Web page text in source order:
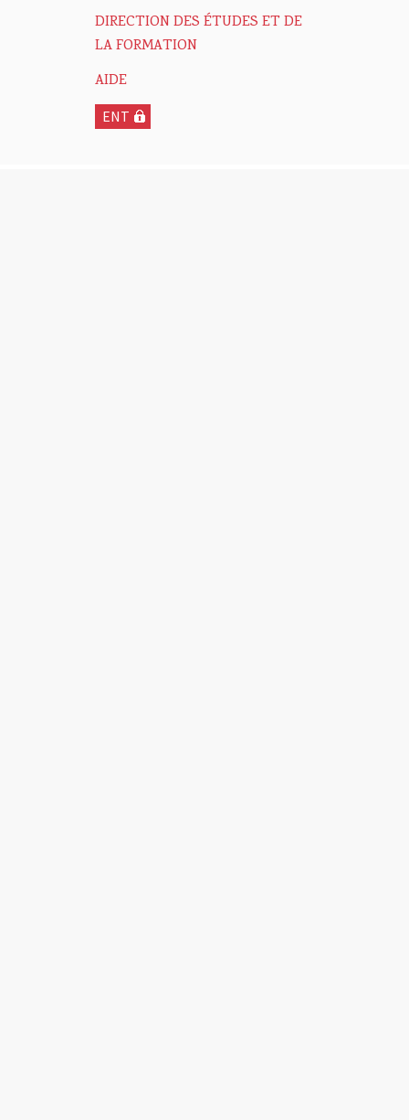
DIRECTION DES ÉTUDES ET DE
LA FORMATION
AIDE
ENT